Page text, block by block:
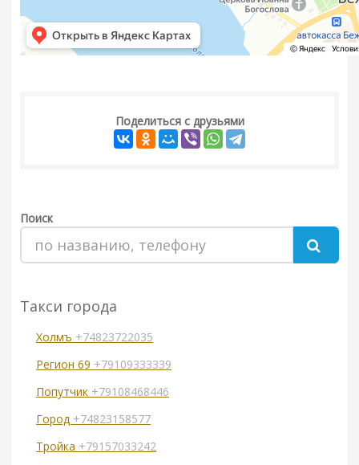
Поделиться с друзьями
Поиск
Такси города
Холмъ +74823722035
Регион 69 +79109333339
Попутчик +79108468446
Город +74823158577
Тройка +79157033242